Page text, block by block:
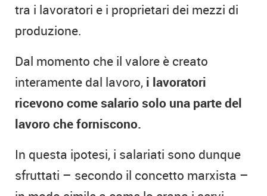
tra i lavoratori e i proprietari dei mezzi di
produzione.
Dal momento che il valore è creato
interamente dal lavoro, i lavoratori
ricevono come salario solo una parte del
lavoro che forniscono.
In questa ipotesi, i salariati sono dunque
sfruttati – secondo il concetto marxista –